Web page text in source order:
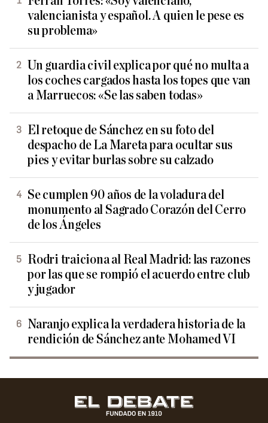
valencianista y español. A quien le pese es
su problema»
Un guardia civil explica por qué no multa a
los coches cargados hasta los topes que van
a Marruecos: «Se las saben todas»
El retoque de Sánchez en su foto del
despacho de La Mareta para ocultar sus
pies y evitar burlas sobre su calzado
Se cumplen 90 años de la voladura del
monumento al Sagrado Corazón del Cerro
de los Ángeles
Rodri traiciona al Real Madrid: las razones
por las que se rompió el acuerdo entre club
y jugador
Naranjo explica la verdadera historia de la
rendición de Sánchez ante Mohamed VI